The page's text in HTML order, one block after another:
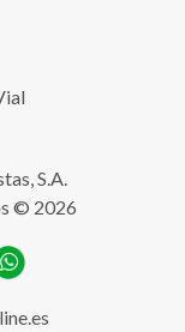
S.A.
© 2026